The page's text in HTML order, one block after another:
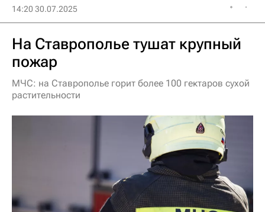
14:20 30.07.2025
На Ставрополье тушат крупный
пожар
МЧС: на Ставрополье горит более 100 гектаров сухой
растительности